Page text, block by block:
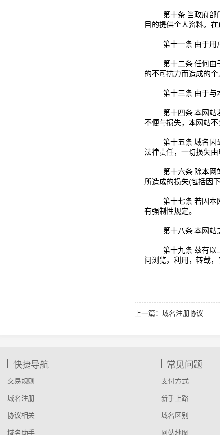
第十条 当政府部
目的提供个人资料。
第十一条 由于用
第十二条任何由
的不可抗力而造成的
第十三条 由于与
第十四条本网站
不便与损失，本网站
第十五条域名因
法律责任，一切损失
第十六条 除本网
所造成的损失(包括因
第十七条若因本
有强制性规定。
第十八条本网站
第十九条兹有以
问浏览，利用，转载
上一篇：域名注册协议
快捷导航
交易规则
域名注册
协议相关
域名助手
常见问题
支付方式
新手上路
域名区别
网站地图